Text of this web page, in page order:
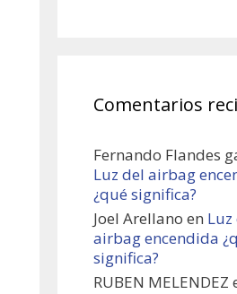
Comentarios
Fernando Flandes
Luz del airbag
¿qué significa?
Joel Arellano en Luz
airbag encendida
significa?
RUBEN MELENDEZ